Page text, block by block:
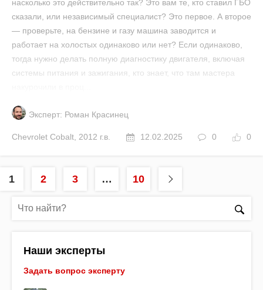
насколько это действительно так? Это вам те, кто ставил ГБО
сказали, или независимый специалист? Это первое. А второе
— проверьте, на бензине и газу машина заводится и
работает на холостых одинаково или нет? Если одинаково,
тогда нужно делать полную диагностику двигателя, включая
системы питания и зажигания, кто знает, что там мастера
Эксперт: Роман Красинец
Chevrolet Cobalt 2012 г.в. 12.02.2025 0 0
1 2 3 … 10
Наши эксперты
Задать вопрос эксперту